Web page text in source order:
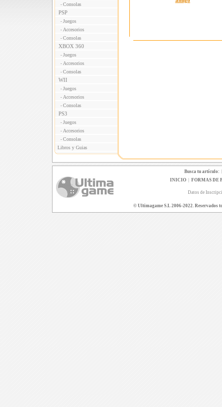
- Consolas
PSP
- Juegos
- Accesorios
- Consolas
XBOX 360
- Juegos
- Accesorios
- Consolas
WII
- Juegos
- Accesorios
- Consolas
PS3
- Juegos
- Accesorios
- Consolas
Libros y Guias
Busca tu artículo:
INICIO| FORMAS DE
Datos de
© Ultimagame S.L 2006-2022. Reservados